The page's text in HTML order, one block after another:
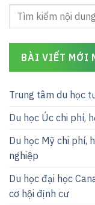
BÀI VIẾT MỚI
Trung tâm du học
Du học Úc chi phí,
Du học Mỹ chi phí,
nghiệp
Du học đại học
cơ hội định cư